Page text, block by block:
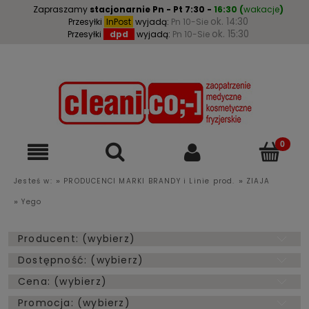
Zapraszamy stacjonarnie Pn - Pt 7:30 - 16:30 (wakacje)
Przesyłki InPost wyjadą: Pn 10-Sie ok. 14:30
Przesyłki dpd wyjadą: Pn 10-Sie ok. 15:30
Jesteś w: » PRODUCENCI MARKI BRANDY i Linie prod. » ZIAJA
» Yego
Producent: (wybierz)
Dostępność: (wybierz)
Cena: (wybierz)
Promocja: (wybierz)